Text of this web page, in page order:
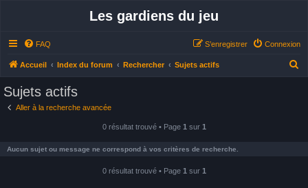
Les gardiens du jeu
FAQ Connexion
S’enregistrer
Accueil Index du forum Rechercher Sujets actifs
Sujets actifs
Aller à la recherche avancée
0 résultat trouvé • Page 1 sur 1
Aucun sujet ou message ne correspond à vos critères de recherche.
0 résultat trouvé • Page 1 sur 1